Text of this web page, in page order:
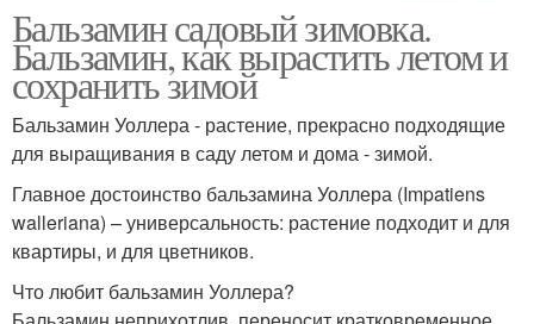
лианой
Розовый уход
Ушковатый уход
Сингониум в комнатных
Уход за декабристом
Бальзамин садовый зимовка.
Бальзамин, как вырастить летом и
сохранить зимой
Бальзамин Уоллера - растение, прекрасно подходящие
для выращивания в саду летом и дома - зимой.
Главное достоинство бальзамина Уоллера (Impatiens
walleriana) – универсальность: растение подходит и для
квартиры, и для цветников.
Что любит бальзамин Уоллера?